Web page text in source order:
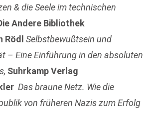
& die Seele im technischen
Andere Bibliothek
Rödl Selbstbewußtsein und
– Eine Einführung in den absoluten
Suhrkamp Verlag
Das braune Netz. Wie die
von früheren Nazis zum Erfolg